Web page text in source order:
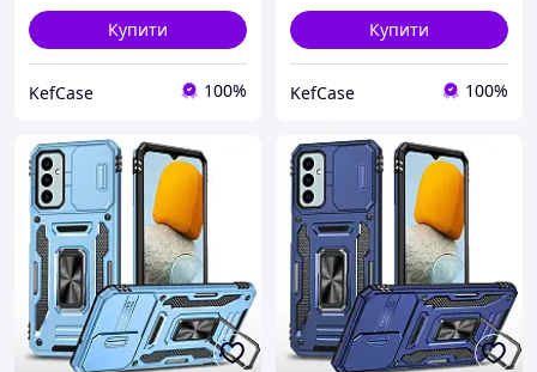
Купити
KefCase 100%
Купити
KefCase 100%